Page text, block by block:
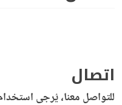
اتصال
للتواصل معنا، يُرجى